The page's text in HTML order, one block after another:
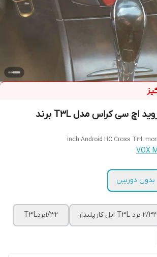
مانیتور 11اینچ اندروید اچ سی کراس مدل T3L برند
بدون دوربین
2/32 برد T3L اپل کارپلیدار 1/32بردT3L